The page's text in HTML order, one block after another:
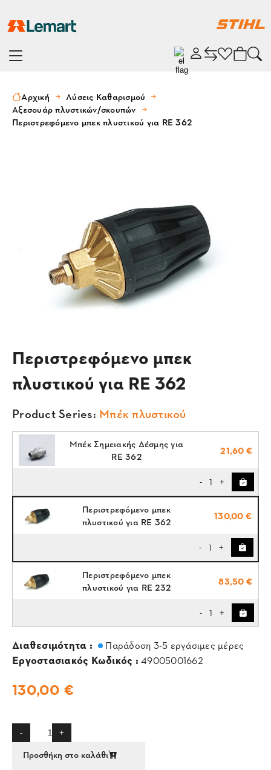
Αρχική
Λύσεις Καθαρισμού
Αξεσουάρ πλυστικών/σκουπών
Περιστρεφόμενο μπεκ πλυστικού για RE 362
Περιστρεφόμενο μπεκ
πλυστικού για RE 362
Product Series: Μπέκ πλυστικού
Μπέκ Σημειακής Δέσμης για
RE 362
21,60 €
- 1 +
Περιστρεφόμενο μπεκ
πλυστικού για RE 362
130,00 €
- 1 +
Περιστρεφόμενο μπεκ
πλυστικού για RE 232
83,50 €
- 1 +
Διαθεσιμότητα : Παράδοση 3-5 εργάσιμες μέρες
Εργοστασιακός Κωδικός : 49005001662
130,00 €
- +
Προσθήκη στο καλάθι